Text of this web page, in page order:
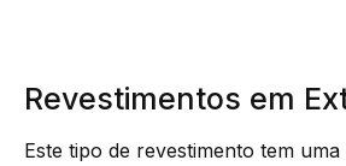
Revestimentos em
Este tipo de revestimento tem